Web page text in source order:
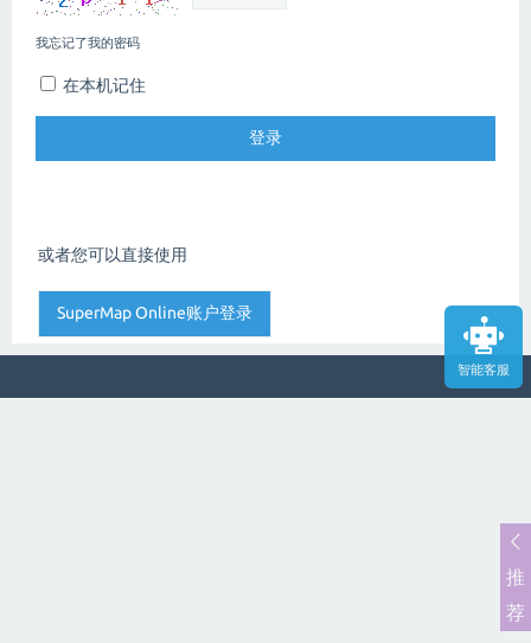
智能客服
我忘记了我的密码
在本机记住
或者您可以直接使用